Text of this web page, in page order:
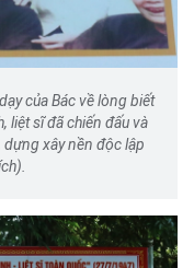
của Bác về lòng biết
liệt sĩ đã chiến đấu và
dựng xây nền độc lập